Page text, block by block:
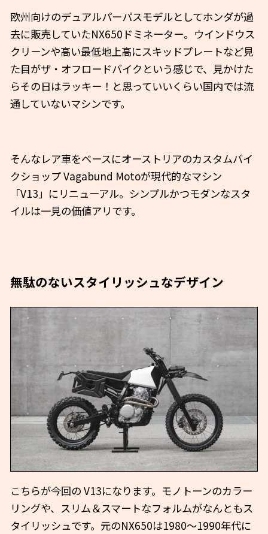
欧州向けのデュアルパーパスモデルとしてホンダが過
去に販売していたNX650ドミネーター。ウインドウス
クリーンや高い最低地上高にスキッドプレートなど見
た目がザ・オフロードバイクという感じで、見かけた
らその日はラッキー！と思っていいくらい国内では流
通していないマシンです。
そんなレア車をベースにオーストリアのカスタムバイ
クショップ Vagabund Motoが現代的なマシン
「V13」にリニューアル。シンプルかつモダンなスタ
イルは一見の価値アリです。
無駄のないスタイリッシュなデザイン
こちらが今回の V13になります。モノトーンのカラー
リングや、スリム＆スマートなフォルムがなんともス
タイリッシュです。元のNX650は1980～1990年代に